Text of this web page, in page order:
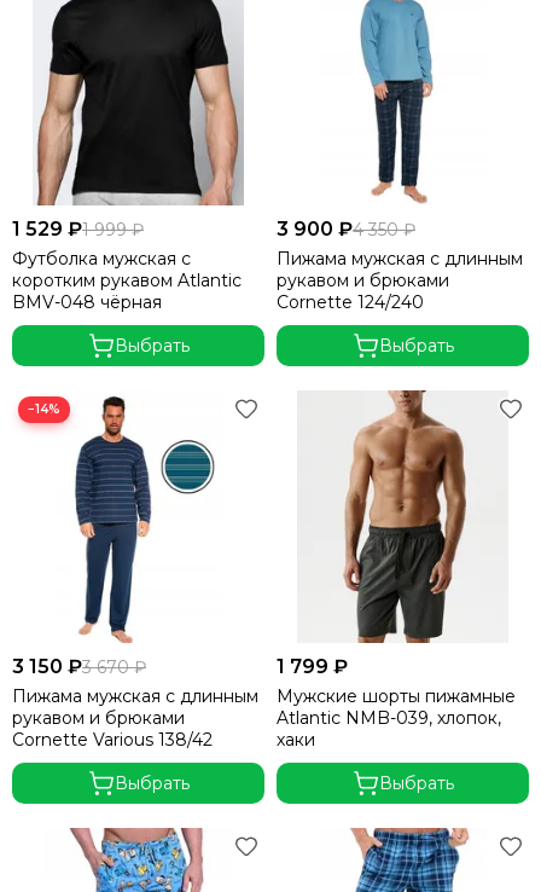
1 529 ₽1 999 ₽
Футболка мужская с
коротким рукавом Atlantic
BMV-048 чёрная
Выбрать
3 900 ₽4 350 ₽
Пижама мужская с длинным
рукавом и брюками
Cornette 124/240
Выбрать
−14%
3 150 ₽3 670 ₽
Пижама мужская с длинным
рукавом и брюками
Cornette Various 138/42
Выбрать
1 799 ₽
Мужские шорты пижамные
Atlantic NMB-039, хлопок,
хаки
Выбрать